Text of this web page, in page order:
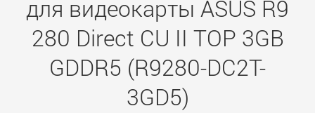
для видеокарты ASUS R9
280 Direct CU II TOP 3GB
GDDR5 (R9280-DC2T-
3GD5)